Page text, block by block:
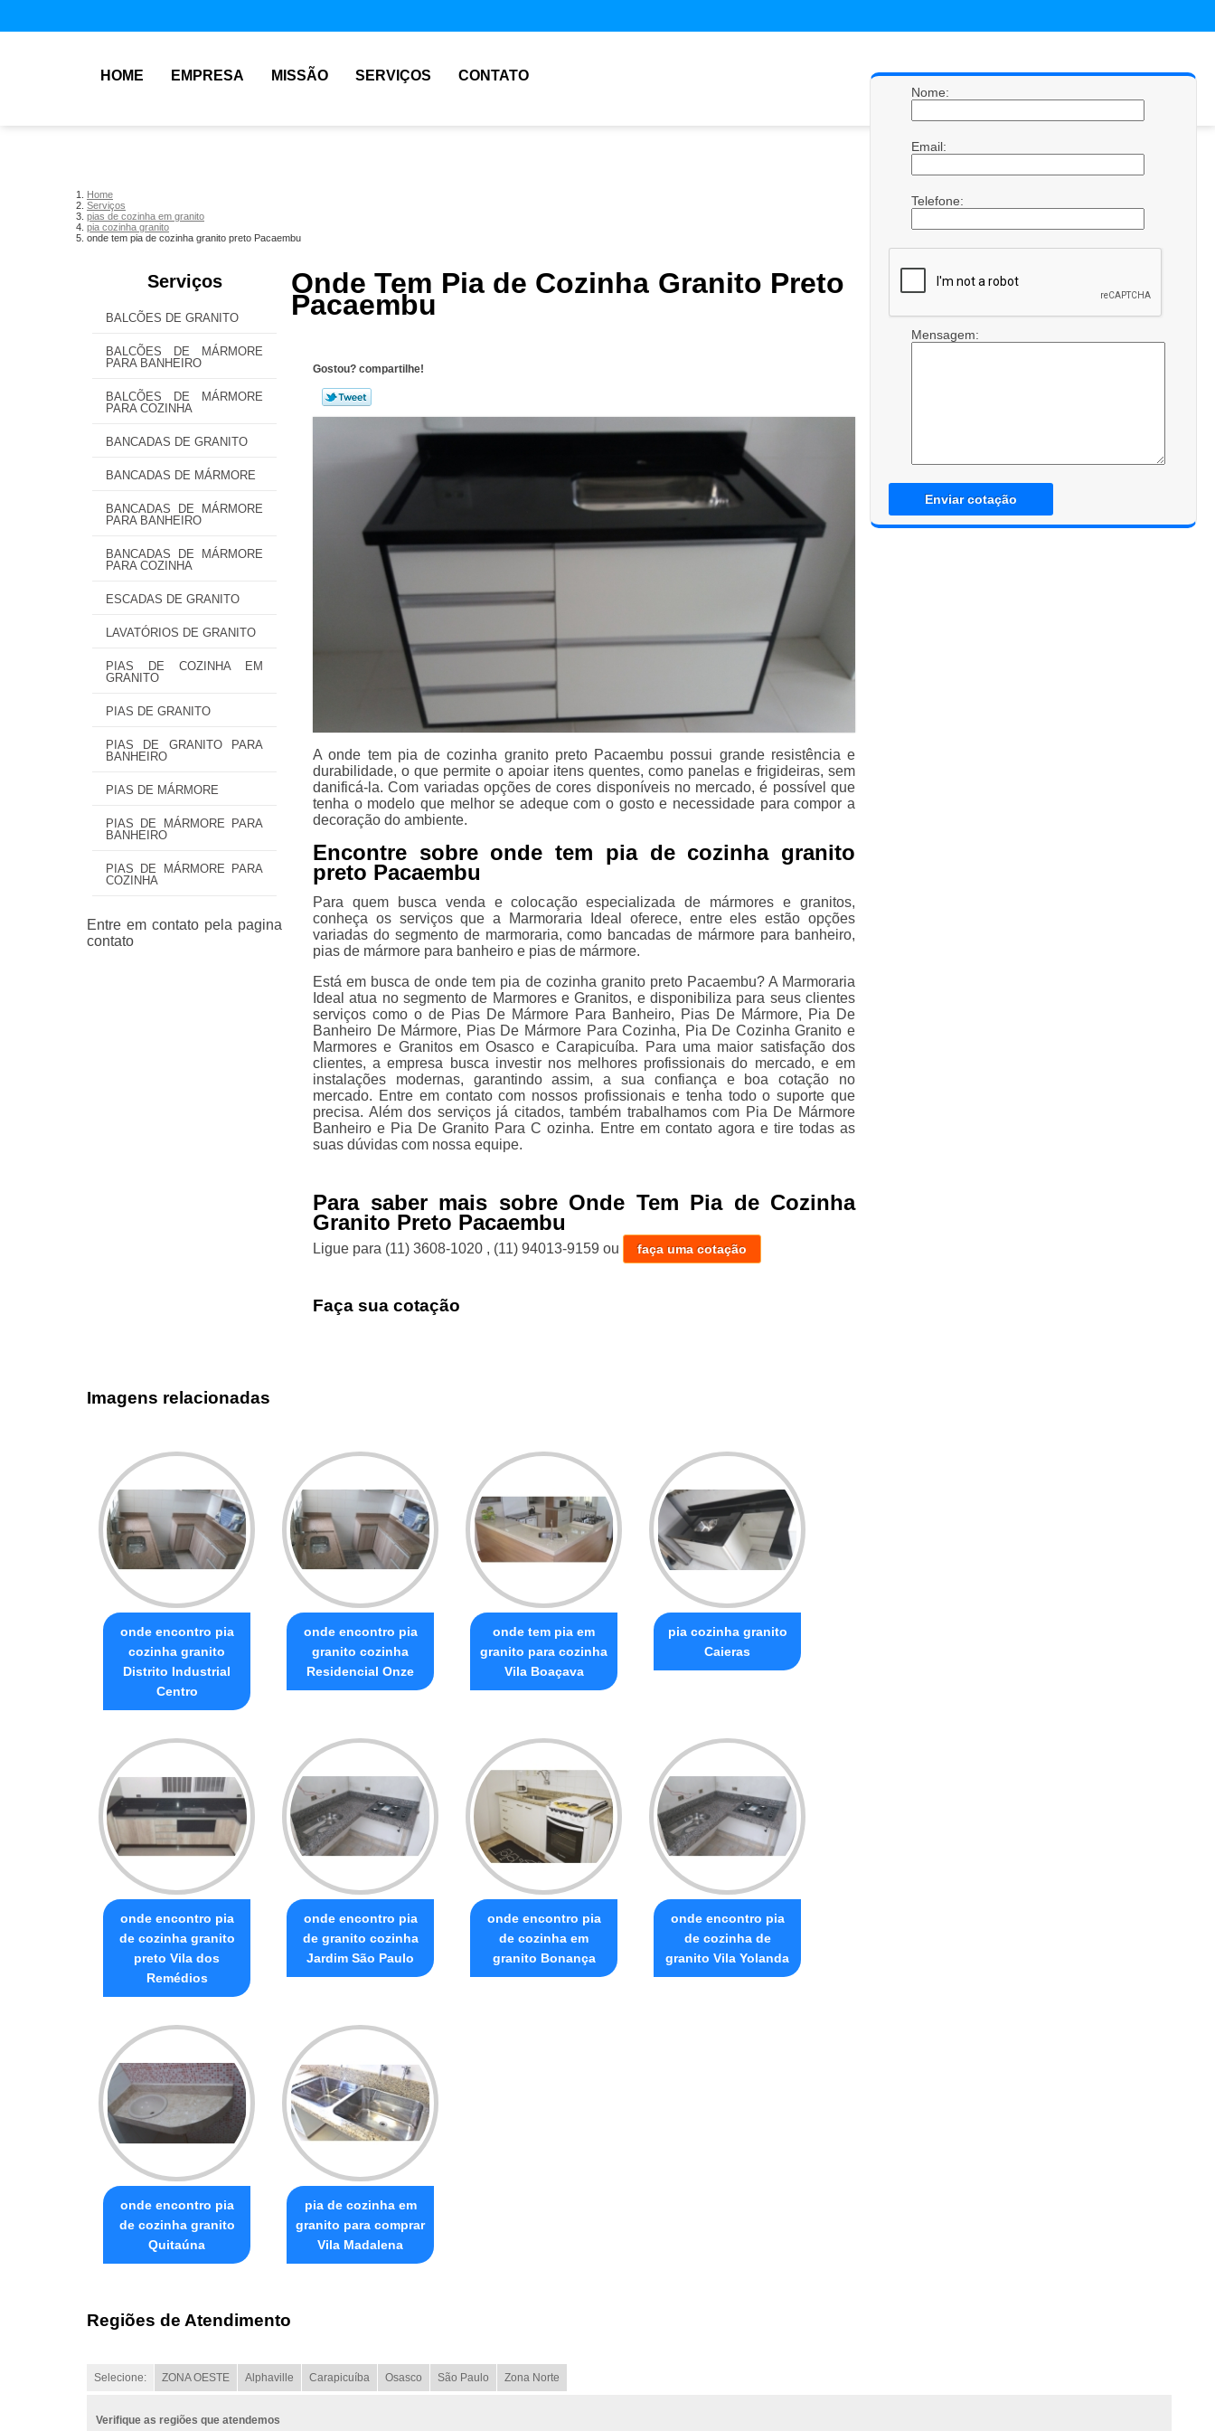
HOME EMPRESA MISSÃO SERVIÇOS CONTATO
Home
Serviços
pias de cozinha em granito
pia cozinha granito
onde tem pia de cozinha granito preto Pacaembu
Serviços
BALCÕES DE GRANITO
BALCÕES DE MÁRMORE
PARA BANHEIRO
BALCÕES DE MÁRMORE
PARA COZINHA
BANCADAS DE GRANITO
BANCADAS DE MÁRMORE
BANCADAS DE MÁRMORE
PARA BANHEIRO
BANCADAS DE MÁRMORE
PARA COZINHA
ESCADAS DE GRANITO
LAVATÓRIOS DE GRANITO
PIAS DE COZINHA EM
GRANITO
PIAS DE GRANITO
PIAS DE GRANITO PARA
BANHEIRO
PIAS DE MÁRMORE
PIAS DE MÁRMORE PARA
BANHEIRO
PIAS DE MÁRMORE PARA
COZINHA
Onde Tem Pia de Cozinha Granito Preto
Pacaembu
Gostou? compartilhe!
A onde tem pia de cozinha granito preto Pacaembu possui grande resistência e
durabilidade, o que permite o apoiar itens quentes, como panelas e frigideiras, sem
danificá-la. Com variadas opções de cores disponíveis no mercado, é possível que
tenha o modelo que melhor se adeque com o gosto e necessidade para compor a
decoração do ambiente.
Encontre sobre onde tem pia de cozinha granito
preto Pacaembu
Para quem busca venda e colocação especializada de mármores e granitos,
conheça os serviços que a Marmoraria Ideal oferece, entre eles estão opções
variadas do segmento de marmoraria, como bancadas de mármore para banheiro,
pias de mármore para banheiro e pias de mármore.
Está em busca de onde tem pia de cozinha granito preto Pacaembu? A Marmoraria
Ideal atua no segmento de Marmores e Granitos, e disponibiliza para seus clientes
serviços como o de Pias De Mármore Para Banheiro, Pias De Mármore, Pia De
Banheiro De Mármore, Pias De Mármore Para Cozinha, Pia De Cozinha Granito e
Marmores e Granitos em Osasco e Carapicuíba. Para uma maior satisfação dos
clientes, a empresa busca investir nos melhores profissionais do mercado, e em
instalações modernas, garantindo assim, a sua confiança e boa cotação no
mercado. Entre em contato com nossos profissionais e tenha todo o suporte que
precisa. Além dos serviços já citados, também trabalhamos com Pia De Mármore
Banheiro e Pia De Granito Para C ozinha. Entre em contato agora e tire todas as
suas dúvidas com nossa equipe.
Para saber mais sobre Onde Tem Pia de Cozinha
Granito Preto Pacaembu
Ligue para (11) 3608-1020 , (11) 94013-9159 ou faça uma cotação
Faça sua cotação
Nome:
Email:
Telefone:
Mensagem:
Enviar cotação
Imagens relacionadas
onde encontro pia
cozinha granito
Distrito Industrial
Centro
onde encontro pia
granito cozinha
Residencial Onze
onde tem pia em
granito para cozinha
Vila Boaçava
pia cozinha granito
Caieras
onde encontro pia
de cozinha granito
preto Vila dos
Remédios
onde encontro pia
de granito cozinha
Jardim São Paulo
onde encontro pia
de cozinha em
granito Bonança
onde encontro pia
de cozinha de
granito Vila Yolanda
onde encontro pia
de cozinha granito
Quitaúna
pia de cozinha em
granito para comprar
Vila Madalena
Regiões de Atendimento
Selecione: ZONA OESTE Alphaville Carapicuíba Osasco São Paulo Zona Norte
Verifique as regiões que atendemos